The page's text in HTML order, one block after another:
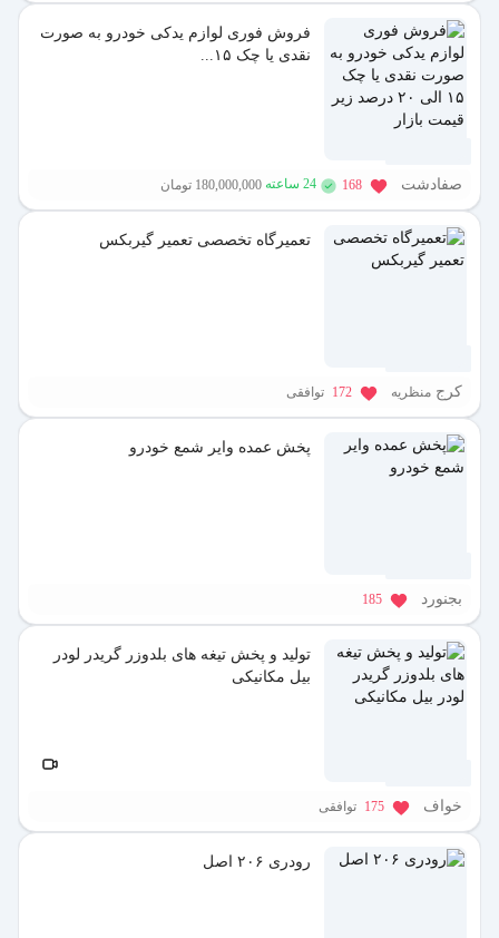
فروش فوری لوازم یدکی خودرو به صورت
نقدی یا چک ۱۵...
صفادشت 168 180,000,000 تومان
تعمیرگاه تخصصی تعمیر گیربکس
کرج منظریه 172 توافقی
پخش عمده وایر شمع خودرو
بجنورد 185
تولید و پخش تیغه های بلدوزر گریدر لودر
بیل مکانیکی
خواف 175 توافقی
رودری ۲۰۶ اصل